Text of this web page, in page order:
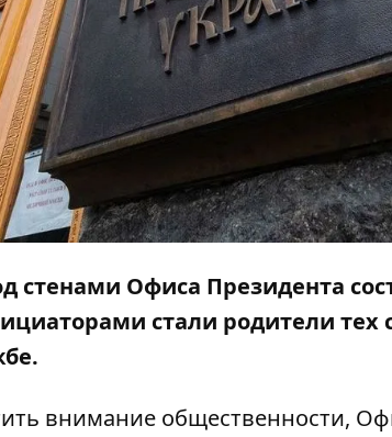
стенами Офиса Президента
стали родители тех
внимание общественности,